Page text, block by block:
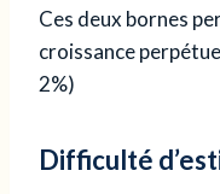
Ces deux bornes
croissance
2%)
Difficulté